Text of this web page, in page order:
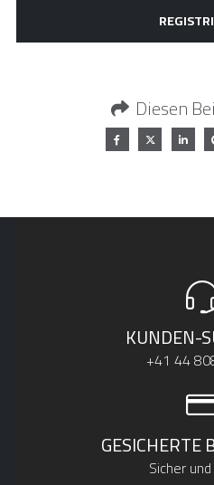
Diesen
KUNDEN-
+41 44
GESICHERTE
Sicher